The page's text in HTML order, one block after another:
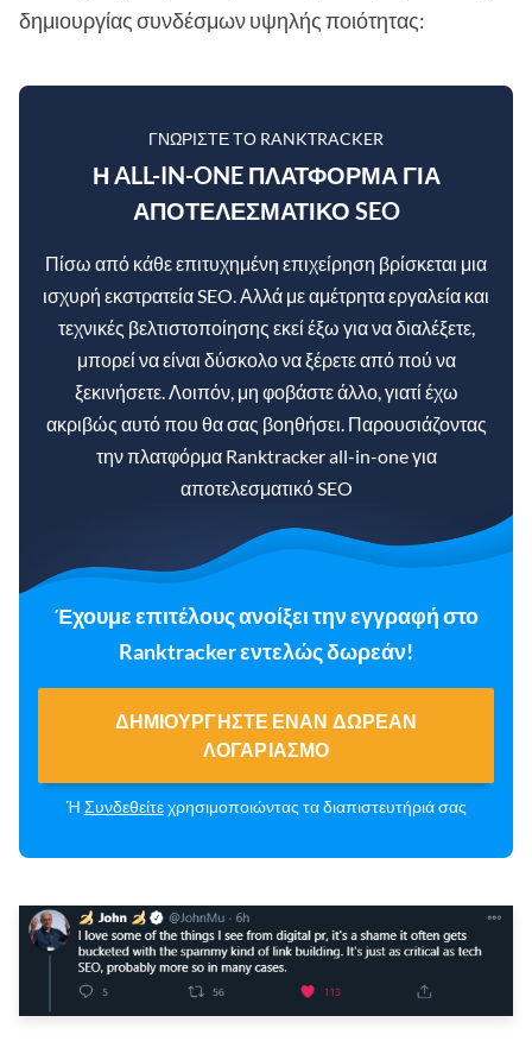
δημιουργίας συνδέσμων υψηλής ποιότητας:
ΓΝΩΡΊΣΤΕ ΤΟ RANKTRACKER
Η ALL-IN-ONE ΠΛΑΤΦΌΡΜΑ ΓΙΑ
ΑΠΟΤΕΛΕΣΜΑΤΙΚΌ SEO
Πίσω από κάθε επιτυχημένη επιχείρηση βρίσκεται μια
ισχυρή εκστρατεία SEO. Αλλά με αμέτρητα εργαλεία και
τεχνικές βελτιστοποίησης εκεί έξω για να διαλέξετε,
μπορεί να είναι δύσκολο να ξέρετε από πού να
ξεκινήσετε. Λοιπόν, μη φοβάστε άλλο, γιατί έχω
ακριβώς αυτό που θα σας βοηθήσει. Παρουσιάζοντας
την πλατφόρμα Ranktracker all-in-one για
αποτελεσματικό SEO
Έχουμε επιτέλους ανοίξει την εγγραφή στο
Ranktracker εντελώς δωρεάν!
ΔΗΜΙΟΥΡΓΉΣΤΕ ΈΝΑΝ ΔΩΡΕΆΝ
ΛΟΓΑΡΙΑΣΜΌ
Ή Συνδεθείτεχρησιμοποιώντας τα διαπιστευτήριά σας